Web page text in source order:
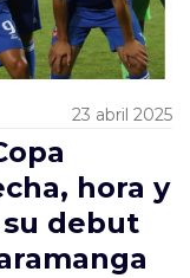
23 abril 2025
hora y
debut